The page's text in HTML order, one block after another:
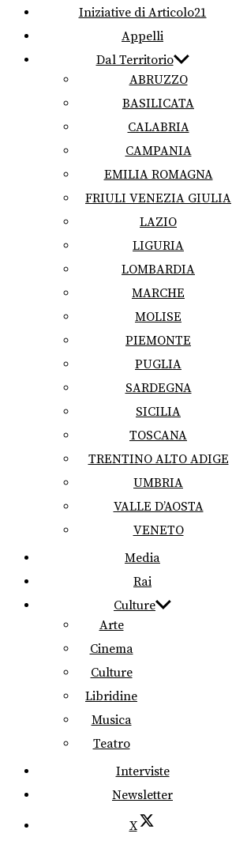
Iniziative di Articolo21
Appelli
Dal Territorio
ABRUZZO
BASILICATA
CALABRIA
CAMPANIA
EMILIA ROMAGNA
FRIULI VENEZIA GIULIA
LAZIO
LIGURIA
LOMBARDIA
MARCHE
MOLISE
PIEMONTE
PUGLIA
SARDEGNA
SICILIA
TOSCANA
TRENTINO ALTO ADIGE
UMBRIA
VALLE D’AOSTA
VENETO
Media
Rai
Culture
Arte
Cinema
Culture
Libridine
Musica
Teatro
Interviste
Newsletter
X